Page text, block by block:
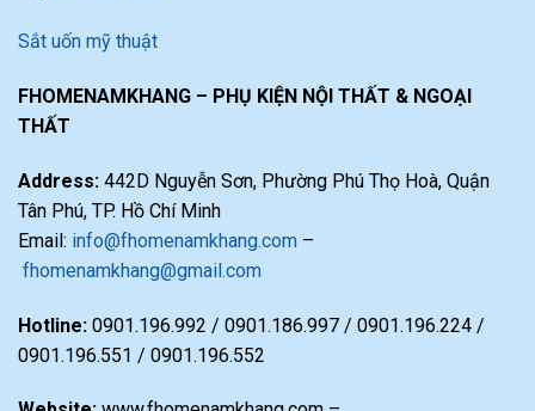
Sắt uốn mỹ thuật
FHOMENAMKHANG – PHỤ KIỆN NỘI THẤT & NGOẠI
THẤT
Address: 442D Nguyễn Sơn, Phường Phú Thọ Hoà, Quận
Tân Phú, TP. Hồ Chí Minh
Email: info@fhomenamkhang.com –
fhomenamkhang@gmail.com
Hotline: 0901.196.992 / 0901.186.997 / 0901.196.224 /
0901.196.551 / 0901.196.552